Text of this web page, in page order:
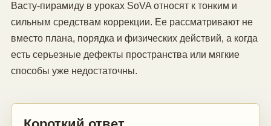
Васту-пирамиду в уроках SoVA относят к тонким и
сильным средствам коррекции. Ее рассматривают не
вместо плана, порядка и физических действий, а когда
есть серьезные дефекты пространства или мягкие
способы уже недостаточны.